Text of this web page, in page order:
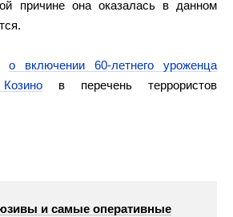
причине она оказалась в данном
о включении 60-летнего уроженца
в перечень террористов
и самые оперативные